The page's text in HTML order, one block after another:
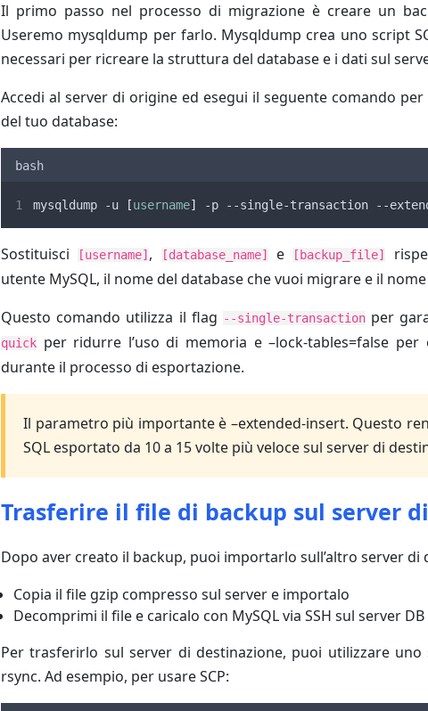
Il primo passo nel processo di migrazione è creare un
Useremo mysqldump per farlo. Mysqldump crea uno script
necessari per ricreare la struttura del database e i dati sul
Accedi al server di origine ed esegui il seguente comando
del tuo database:
bash
mysqldump -u [username] -p --single-transaction --
Sostituisci [username] , [database_name] e [backup_file]
utente MySQL, il nome del database che vuoi migrare e il
Questo comando utilizza il flag --single-transactionper
quick per ridurre l’uso di memoria e –lock-tables=false
durante il processo di esportazione.
Il parametro più importante è –extended-insert. Questo
SQL esportato da 10 a 15 volte più veloce sul server di
Trasferire il file di backup sul server
Dopo aver creato il backup, puoi importarlo sull’altro server di
Copia il file gzip compresso sul server e importalo
Decomprimi il file e caricalo con MySQL via SSH sul server DB
Per trasferirlo sul server di destinazione, puoi utilizzare uno
rsync. Ad esempio, per usare SCP: